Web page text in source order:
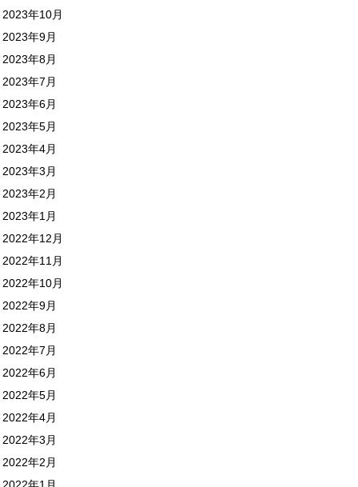
2023年10月
2023年9月
2023年8月
2023年7月
2023年6月
2023年5月
2023年4月
2023年3月
2023年2月
2023年1月
2022年12月
2022年11月
2022年10月
2022年9月
2022年8月
2022年7月
2022年6月
2022年5月
2022年4月
2022年3月
2022年2月